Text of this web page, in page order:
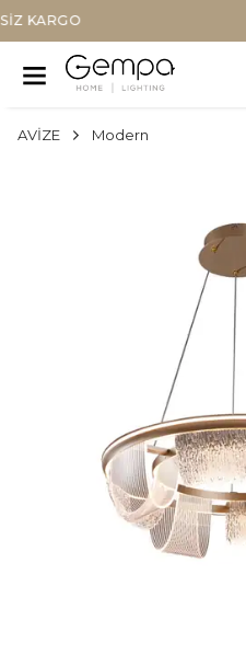
Sepette Nakit
AVİZE Modern